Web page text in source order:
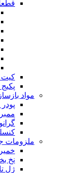
کیت
مواد
ملزومات
نخ
ژل